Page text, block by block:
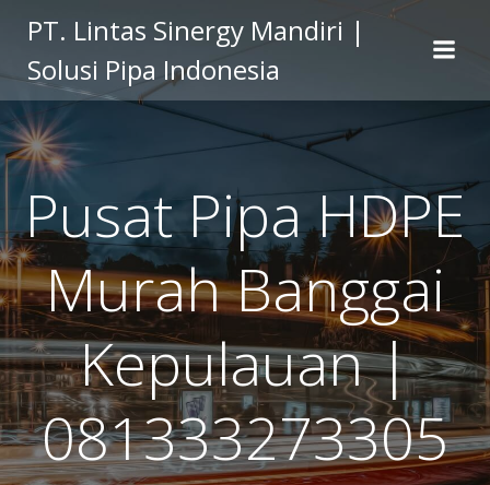
to
content
PT. Lintas Sinergy Mandiri |
Solusi Pipa Indonesia
Pusat Pipa HDPE
Murah Banggai
Kepulauan |
081333273305